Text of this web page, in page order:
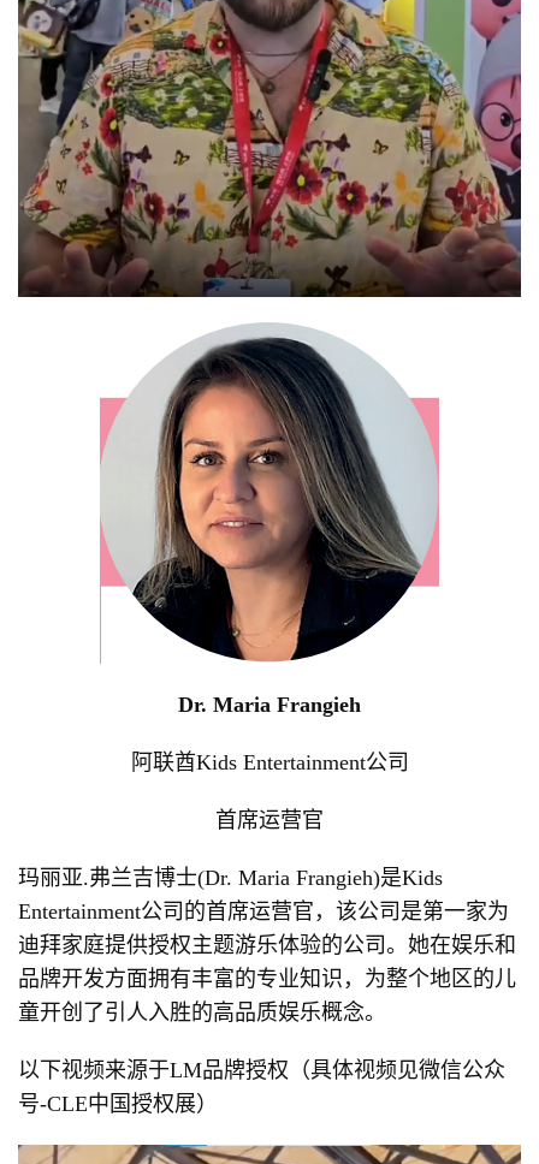
Dr. Maria Frangieh
阿联酋Kids Entertainment公司
首席运营官
玛丽亚.弗兰吉博士(Dr. Maria Frangieh)是Kids
Entertainment公司的首席运营官，该公司是第一家为
迪拜家庭提供授权主题游乐体验的公司。她在娱乐和
品牌开发方面拥有丰富的专业知识，为整个地区的儿
童开创了引人入胜的高品质娱乐概念。
以下视频来源于LM品牌授权（具体视频见微信公众
号-CLE中国授权展）